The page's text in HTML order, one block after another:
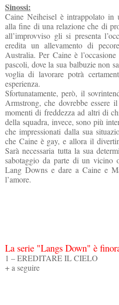
Sinossi:
Caine Neiheisel è intrappolato in
alla fine di una relazione che di
all’improvviso gli si presenta
eredita un allevamento di
Australia. Per Caine è
pascoli, dove la sua balbuzie non
voglia di lavorare potrà
esperienza.
Sfortunatamente, però, il
Armstrong, che dovrebbe essere
momenti di freddezza ad altri di
della squadra, invece, sono più
che impressionati dalla sua
che Caine è gay, e allora il
Sarà necessaria tutta la sua
sabotaggio da parte di un
Lang Downs e dare a Caine e
l’amore.
La serie "Langs Down" è
1 – EREDITARE IL CIELO
+ a seguire